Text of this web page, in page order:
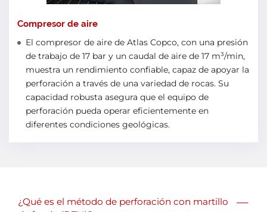
Compresor de aire
El compresor de aire de Atlas Copco, con una presión
de trabajo de 17 bar y un caudal de aire de 17 m³/min,
muestra un rendimiento confiable, capaz de apoyar la
perforación a través de una variedad de rocas. Su
capacidad robusta asegura que el equipo de
perforación pueda operar eficientemente en
diferentes condiciones geológicas.
—
¿Qué es el método de perforación con martillo